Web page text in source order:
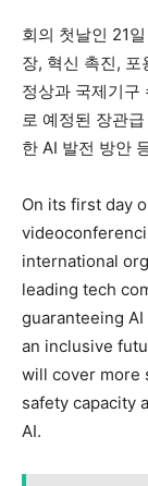
회의 첫날인 21
장, 혁신 촉진,
정상과 국제기구
로 예정된 장관
한 AI 발전 방안
On its first day
international
leading tech
guaranteeing
an inclusive
will cover more
safety capacity
AI.